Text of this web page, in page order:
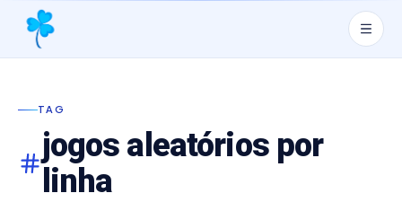
TAG
jogos aleatórios por
linha